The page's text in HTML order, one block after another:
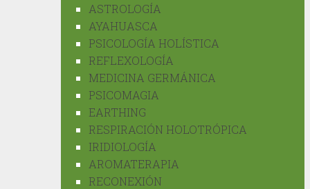
ASTROLOGÍA
AYAHUASCA
PSICOLOGÍA HOLÍSTICA
REFLEXOLOGÍA
MEDICINA GERMÁNICA
PSICOMAGIA
EARTHING
RESPIRACIÓN HOLOTRÓPICA
IRIDIOLOGÍA
AROMATERAPIA
RECONEXIÓN